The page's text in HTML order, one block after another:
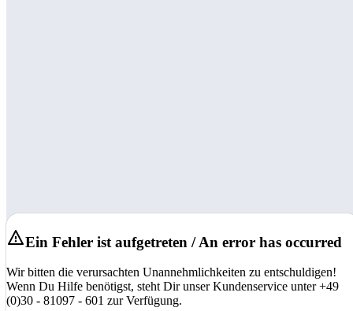
Ein Fehler ist aufgetreten / An error has occurred
Wir bitten die verursachten Unannehmlichkeiten zu entschuldigen!
Wenn Du Hilfe benötigst, steht Dir unser Kundenservice unter +49
(0)30 - 81097 - 601 zur Verfügung.